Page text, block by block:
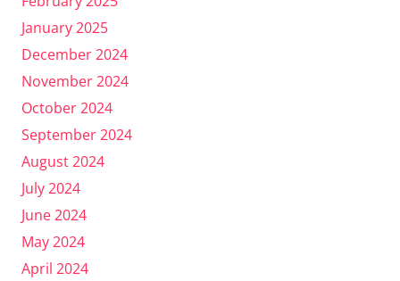
January 2025
December 2024
November 2024
October 2024
September 2024
August 2024
July 2024
June 2024
May 2024
April 2024